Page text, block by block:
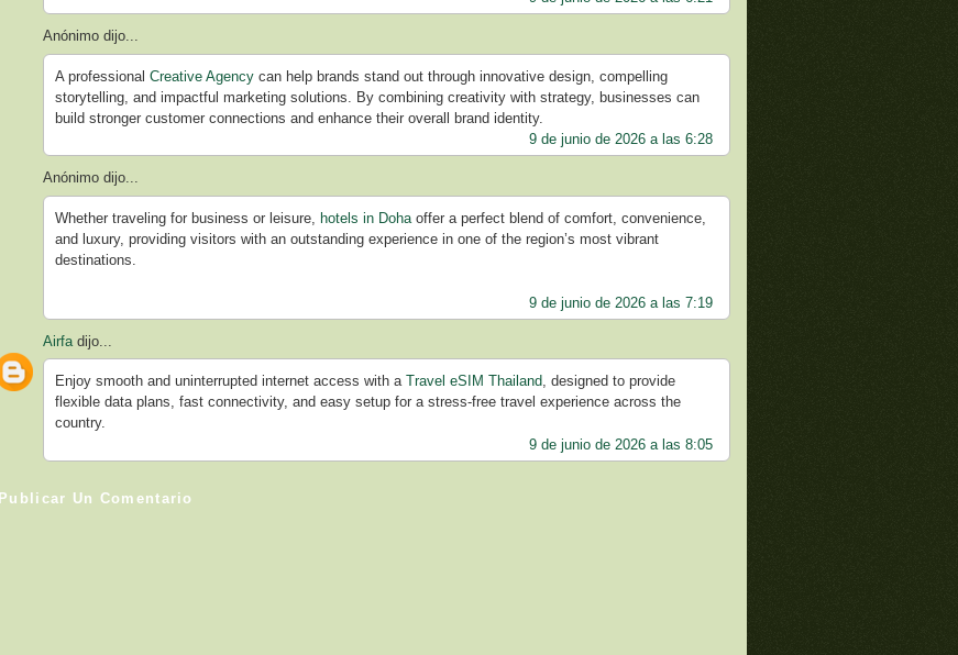
Anónimo dijo...
A professionalCreative Agency can help brands stand out through innovative design, compelling
storytelling, and impactful marketing solutions. By combining creativity with strategy, businesses can
build stronger customer connections and enhance their overall brand identity.
9 de junio de 2026 a las 6:28
Anónimo dijo...
Whether traveling for business or leisure, hotels in Doha offer a perfect blend of comfort, convenience,
and luxury, providing visitors with an outstanding experience in one of the region’s most vibrant
destinations.
9 de junio de 2026 a las 7:19
Airfa dijo...
Enjoy smooth and uninterrupted internet access with aTravel eSIM Thailand, designed to provide
flexible data plans, fast connectivity, and easy setup for a stress-free travel experience across the
country.
9 de junio de 2026 a las 8:05
Publicar Un Comentario